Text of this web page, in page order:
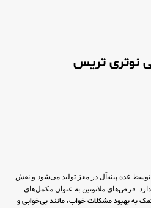
نوتری تریس
غده پینه‌آل در مغز تولید می‌شود و نقش
قرص‌های ملاتونین به عنوان مکمل‌های
به بهبود مشکلات خواب، مانند بی‌خوابی و